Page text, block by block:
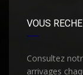
VOUS
Consultez
arrivages